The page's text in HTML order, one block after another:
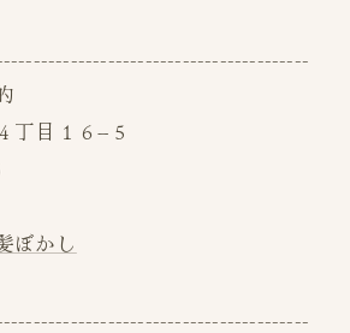
丁目１６−５
ぼかし